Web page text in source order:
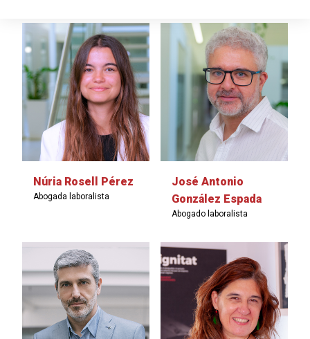
Núria Rosell Pérez
Abogada laboralista
José Antonio
González Espada
Abogado laboralista